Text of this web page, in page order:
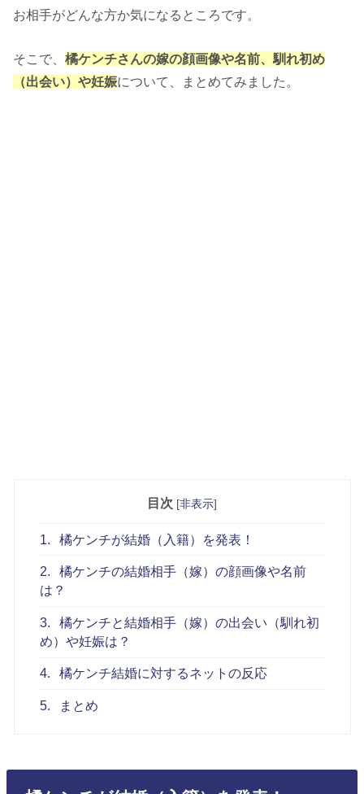
お相手がどんな方か気になるところです。
そこで、橘ケンチさんの嫁の顔画像や名前、馴れ初め
（出会い）や妊娠について、まとめてみました。
目次 [非表示]
1. 橘ケンチが結婚（入籍）を発表！
2.
橘ケンチの結婚相手（嫁）の顔画像や名前
は？
3.
橘ケンチと結婚相手（嫁）の出会い（馴れ初
め）や妊娠は？
4. 橘ケンチ結婚に対するネットの反応
5. まとめ